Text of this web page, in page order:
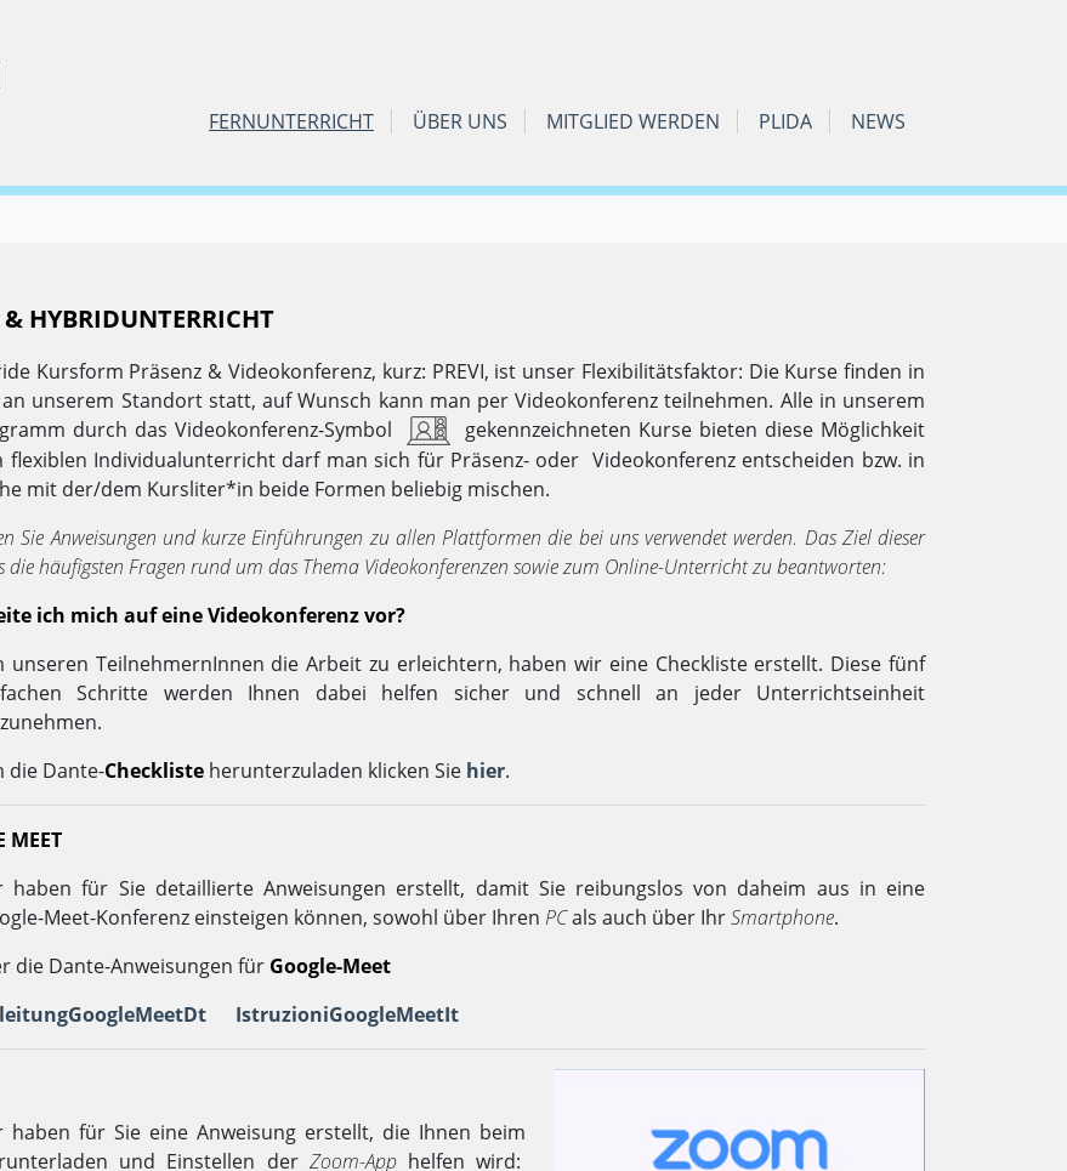
FERNUNTERRICHT ÜBER UNS MITGLIED WERDEN PLIDA NEWS
& HYBRIDUNTERRICHT
Kursform Präsenz & Videokonferenz, kurz: PREVI, ist unser Flexibilitätsfaktor: Die Kurse finden in
an unserem Standort statt, auf Wunsch kann man per Videokonferenz teilnehmen. Alle in unserem
durch das Videokonferenz-Symbol
gekennzeichneten Kurse bieten diese Möglichkeit
flexiblen Individualunterricht darf man sich für Präsenz- oder Videokonferenz entscheiden bzw. in
mit der/dem Kursliter*in beide Formen beliebig mischen.
Sie Anweisungen und kurze Einführungen zu allen Plattformen die bei uns verwendet werden. Das Ziel dieser
die häufigsten Fragen rund um das Thema Videokonferenzen sowie zum Online-Unterricht zu beantworten:
ich mich auf eine Videokonferenz vor?
unseren TeilnehmernInnen die Arbeit zu erleichtern, haben wir eine Checkliste erstellt. Diese fünf
Schritte werden Ihnen dabei helfen sicher und schnell an jeder Unterrichtseinheit
die Dante-Checkliste herunterzuladen klicken Sie hier.
MEET
haben für Sie detaillierte Anweisungen erstellt, damit Sie reibungslos von daheim aus in eine
Meet-Konferenz einsteigen können, sowohl über Ihren PCals auch über IhrSmartphone.
die Dante-Anweisungen für Google-Meet
IstruzioniGoogleMeetIt
haben für Sie eine Anweisung erstellt, die Ihnen beim
und Einstellen der Zoom-Apphelfen wird: